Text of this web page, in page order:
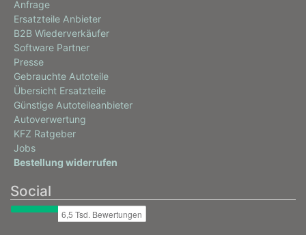
Anfrage
Ersatzteile Anbieter
B2B Wiederverkäufer
Software Partner
Presse
Gebrauchte Autoteile
Übersicht Ersatzteile
Günstige Autoteileanbieter
Autoverwertung
KFZ Ratgeber
Jobs
Bestellung widerrufen
Social